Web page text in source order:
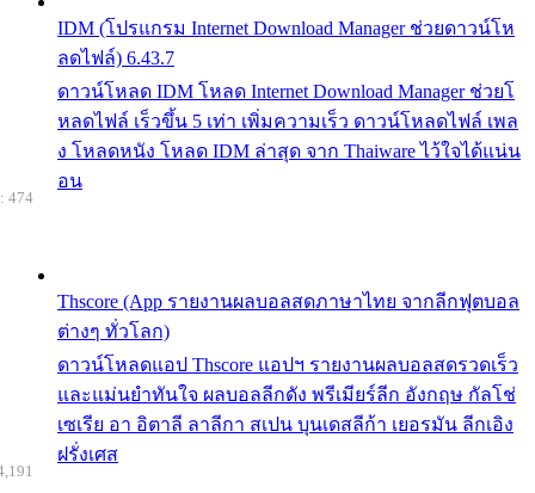
IDM (โปรแกรม Internet Download Manager ช่วยดาวน์โห
ลดไฟล์) 6.43.7
ดาวน์โหลด IDM โหลด Internet Download Manager ช่วยโ
หลดไฟล์ เร็วขึ้น 5 เท่า เพิ่มความเร็ว ดาวน์โหลดไฟล์ เพล
ง โหลดหนัง โหลด IDM ล่าสุด จาก Thaiware ไว้ใจได้แน่น
อน
Thscore (App รายงานผลบอลสดภาษาไทย จากลีกฟุตบอล
ต่างๆ ทั่วโลก)
ดาวน์โหลดแอป Thscore แอปฯ รายงานผลบอลสดรวดเร็ว
และแม่นยำทันใจ ผลบอลลีกดัง พรีเมียร์ลีก อังกฤษ กัลโช่
เซเรีย อา อิตาลี ลาลีกา สเปน บุนเดสลีก้า เยอรมัน ลีกเอิง
ฝรั่งเศส
474